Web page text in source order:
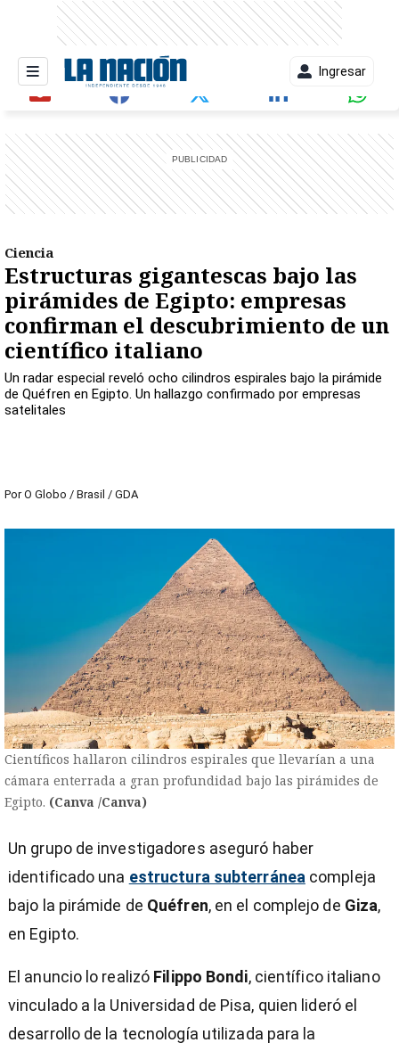
Ingresar
Ciencia
Estructuras gigantescas bajo las
pirámides de Egipto: empresas
confirman el descubrimiento de un
científico italiano
Un radar especial reveló ocho cilindros espirales bajo la pirámide
de Quéfren en Egipto. Un hallazgo confirmado por empresas
satelitales
Por O Globo / Brasil / GDA
Científicos hallaron cilindros espirales que llevarían a una
cámara enterrada a gran profundidad bajo las pirámides de
Egipto. (Canva /Canva)
Un grupo de investigadores aseguró haber
identificado una estructura subterránea compleja
bajo la pirámide de Quéfren, en el complejo de Giza,
en Egipto.
El anuncio lo realizó Filippo Bondi, científico italiano
vinculado a la Universidad de Pisa, quien lideró el
desarrollo de la tecnología utilizada para la